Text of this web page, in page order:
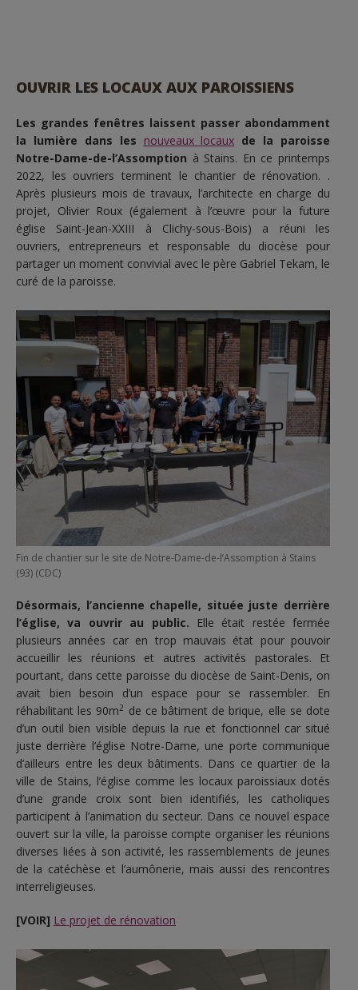
OUVRIR LES LOCAUX AUX PAROISSIENS
Les grandes fenêtres laissent passer abondamment
la lumière dans les nouveaux locaux de la paroisse
Notre-Dame-de-l’Assomption à Stains. En ce printemps
2022, les ouvriers terminent le chantier de rénovation. .
Après plusieurs mois de travaux, l’architecte en charge du
projet, Olivier Roux (également à l’œuvre pour la future
église Saint-Jean-XXIII à Clichy-sous-Bois) a réuni les
ouvriers, entrepreneurs et responsable du diocèse pour
partager un moment convivial avec le père Gabriel Tekam, le
curé de la paroisse.
Fin de chantier sur le site de Notre-Dame-de-l’Assomption à Stains
(93) (CDC)
Désormais, l’ancienne chapelle, située juste derrière
l’église, va ouvrir au public.
Elle était restée fermée
plusieurs années car en trop mauvais état pour pouvoir
accueillir les réunions et autres activités pastorales. Et
pourtant, dans cette paroisse du diocèse de Saint-Denis, on
avait bien besoin d’un espace pour se rassembler. En
réhabilitant les 90m2 de ce bâtiment de brique, elle se dote
d’un outil bien visible depuis la rue et fonctionnel car situé
juste derrière l’église Notre-Dame, une porte communique
d’ailleurs entre les deux bâtiments. Dans ce quartier de la
ville de Stains, l’église comme les locaux paroissiaux dotés
d’une grande croix sont bien identifiés, les catholiques
participent à l’animation du secteur. Dans ce nouvel espace
ouvert sur la ville, la paroisse compte organiser les réunions
diverses liées à son activité, les rassemblements de jeunes
de la catéchèse et l’aumônerie, mais aussi des rencontres
interreligieuses.
[VOIR] Le projet de rénovation